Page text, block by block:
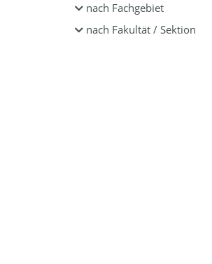
nach Fachgebiet
nach Fakultät / Sektion